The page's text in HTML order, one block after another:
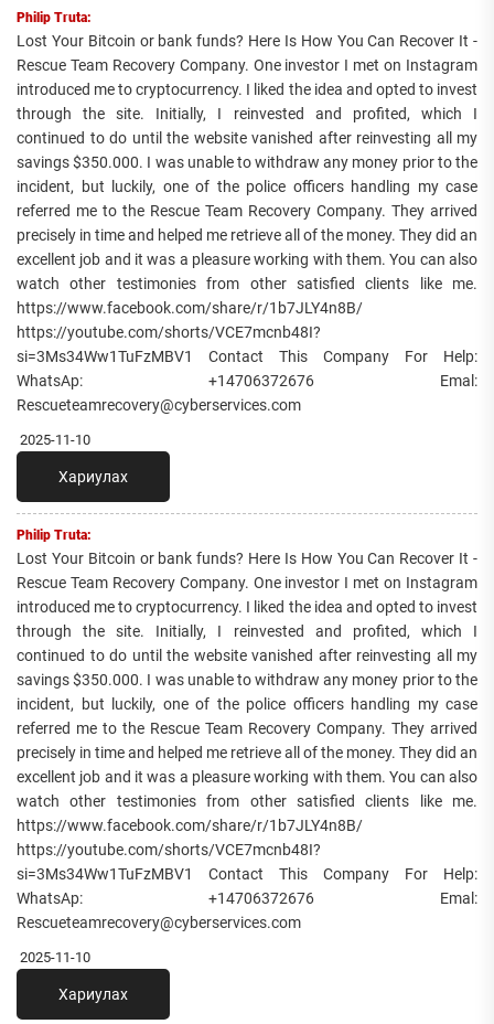
Philip Truta:
Lost Your Bitcoin or bank funds? Here Is How You Can Recover It -
Rescue Team Recovery Company. One investor I met on Instagram
introduced me to cryptocurrency. I liked the idea and opted to invest
through the site. Initially, I reinvested and profited, which I
continued to do until the website vanished after reinvesting all my
savings $350.000. I was unable to withdraw any money prior to the
incident, but luckily, one of the police officers handling my case
referred me to the Rescue Team Recovery Company. They arrived
precisely in time and helped me retrieve all of the money. They did an
excellent job and it was a pleasure working with them. You can also
watch other testimonies from other satisfied clients like me.
https://www.facebook.com/share/r/1b7JLY4n8B/
https://youtube.com/shorts/VCE7mcnb48I?
si=3Ms34Ww1TuFzMBV1 Contact This Company For Help:
WhatsAp: +14706372676 Emal:
Rescueteamrecovery@cyberservices.com
2025-11-10
Хариулах
Philip Truta:
Lost Your Bitcoin or bank funds? Here Is How You Can Recover It -
Rescue Team Recovery Company. One investor I met on Instagram
introduced me to cryptocurrency. I liked the idea and opted to invest
through the site. Initially, I reinvested and profited, which I
continued to do until the website vanished after reinvesting all my
savings $350.000. I was unable to withdraw any money prior to the
incident, but luckily, one of the police officers handling my case
referred me to the Rescue Team Recovery Company. They arrived
precisely in time and helped me retrieve all of the money. They did an
excellent job and it was a pleasure working with them. You can also
watch other testimonies from other satisfied clients like me.
https://www.facebook.com/share/r/1b7JLY4n8B/
https://youtube.com/shorts/VCE7mcnb48I?
si=3Ms34Ww1TuFzMBV1 Contact This Company For Help:
WhatsAp: +14706372676 Emal:
Rescueteamrecovery@cyberservices.com
2025-11-10
Хариулах